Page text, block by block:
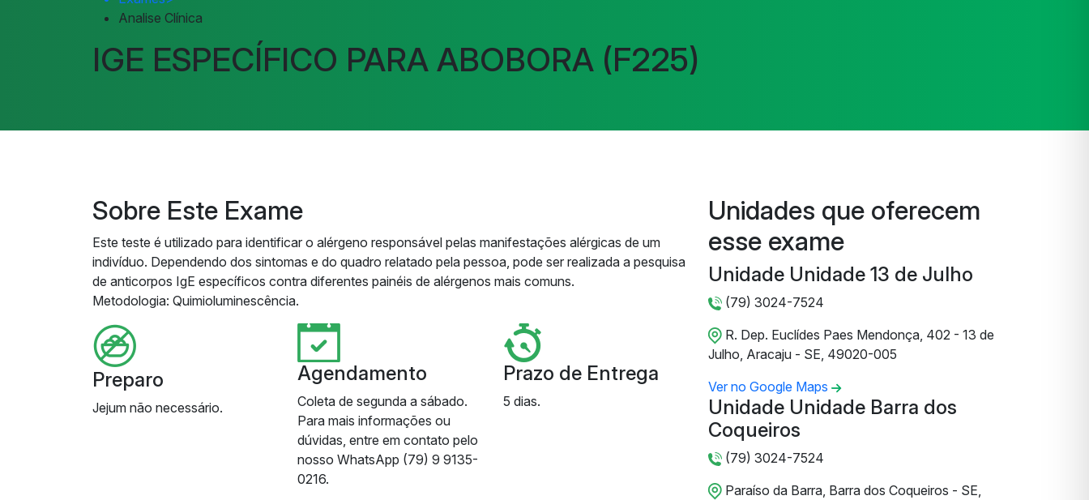
Analise Clínica
IGE ESPECÍFICO PARA ABOBORA (F225)
Sobre Este Exame
Este teste é utilizado para identificar o alérgeno responsável pelas manifestações alérgicas de um
indivíduo. Dependendo dos sintomas e do quadro relatado pela pessoa, pode ser realizada a pesquisa
de anticorpos IgE específicos contra diferentes painéis de alérgenos mais comuns.
Metodologia: Quimioluminescência.
Preparo
Jejum não necessário.
Agendamento
Coleta de segunda a sábado.
Para mais informações ou
dúvidas, entre em contato pelo
nosso WhatsApp (79) 9 9135-
0216.
Prazo de Entrega
5 dias.
Unidades que oferecem
esse exame
Unidade Unidade 13 de Julho
(79) 3024-7524
R. Dep. Euclídes Paes Mendonça, 402 - 13 de
Julho, Aracaju - SE, 49020-005
Ver no Google Maps
Unidade Unidade Barra dos
Coqueiros
(79) 3024-7524
Paraíso da Barra, Barra dos Coqueiros - SE,